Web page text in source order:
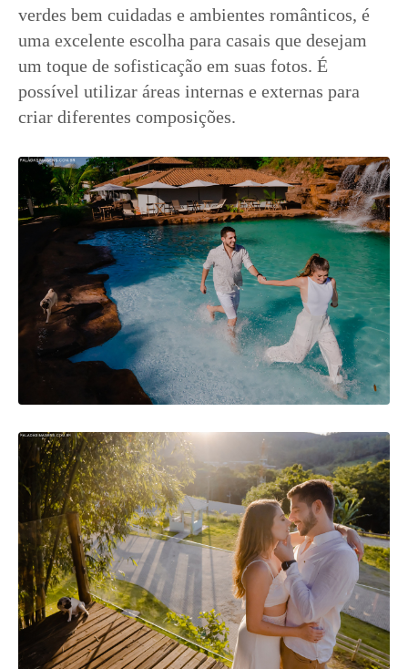
verdes bem cuidadas e ambientes românticos, é
uma excelente escolha para casais que desejam
um toque de sofisticação em suas fotos. É
possível utilizar áreas internas e externas para
criar diferentes composições.